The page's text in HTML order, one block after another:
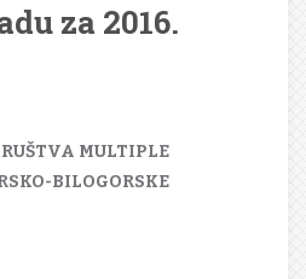
za 2016.
MULTIPLE
BILOGORSKE